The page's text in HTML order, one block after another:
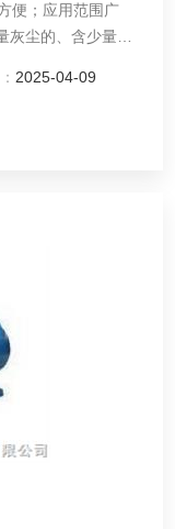
便；应用范围广
尘的、含少量液
2025-04-09